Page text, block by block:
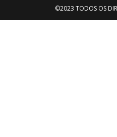
©2023 TODOS OS